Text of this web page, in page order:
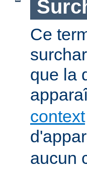
Ce
que la
context
aucun